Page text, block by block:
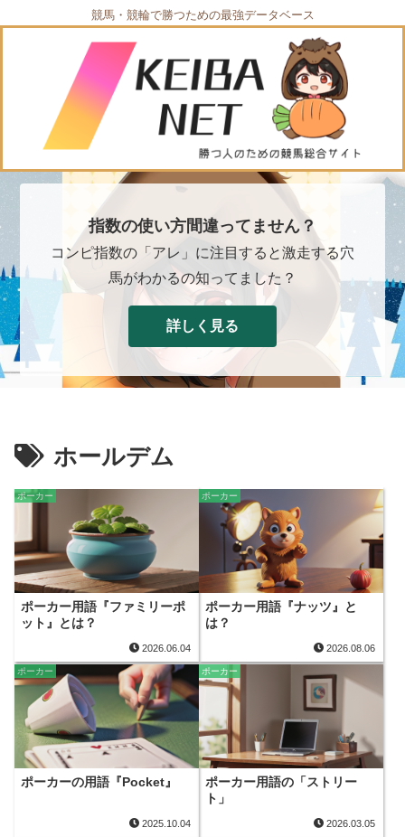
競馬・競輪で勝つための最強データベース
指数の使い方間違ってません？
コンピ指数の「アレ」に注目すると激走する穴
馬がわかるの知ってました？
詳しく見る
ホールデム
ポーカー
ポーカー用語『ファミリーポ
ット』とは？
2026.06.04
ポーカー
ポーカー用語『ナッツ』と
は？
2026.08.06
ポーカー
ポーカーの用語『Pocket』
2025.10.04
ポーカー
ポーカー用語の「ストリー
ト」
2026.03.05